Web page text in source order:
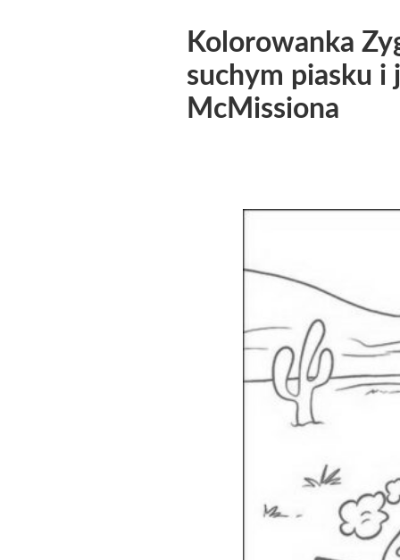
Kolorowanka
suchym piasku i
McMissiona